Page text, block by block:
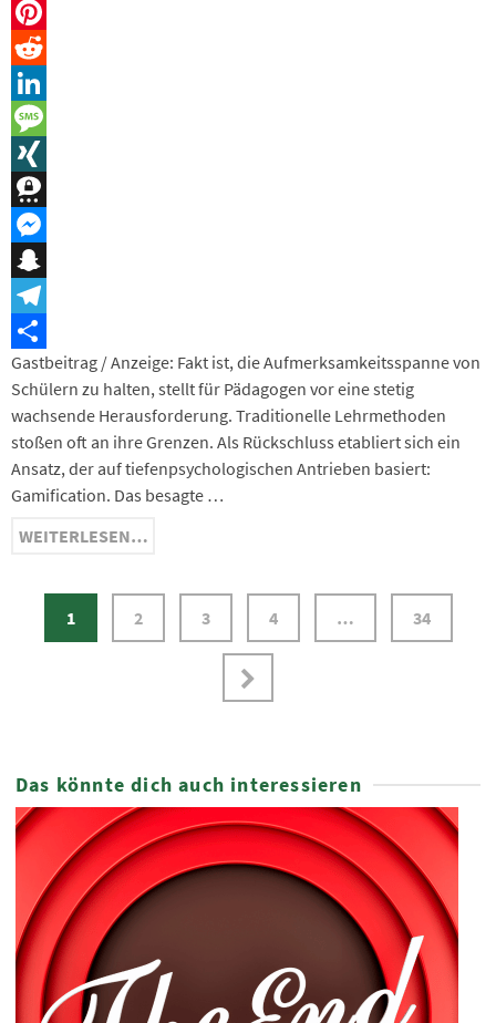
WhatsApp
Pinterest
Reddit
LinkedIn
Message
XING
Threema
Messenger
Snapchat
Telegram
Teilen
Gastbeitrag / Anzeige: Fakt ist, die Aufmerksamkeitsspanne von
Schülern zu halten, stellt für Pädagogen vor eine stetig
wachsende Herausforderung. Traditionelle Lehrmethoden
stoßen oft an ihre Grenzen. Als Rückschluss etabliert sich ein
Ansatz, der auf tiefenpsychologischen Antrieben basiert:
Gamification. Das besagte …
WEITERLESEN…
1 2 3 4 … 34
Das könnte dich auch interessieren